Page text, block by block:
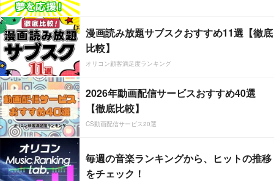
漫画読み放題サブスクおすすめ11選【徹底
比較】
オリコン顧客満足度ランキング
2026年動画配信サービスおすすめ40選
【徹底比較】
CS動画配信サービス20選
毎週の音楽ランキングから、ヒットの推移
をチェック！